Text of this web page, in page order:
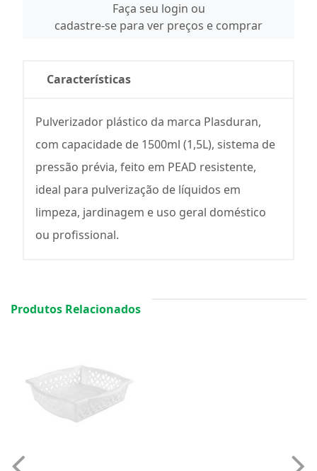
Faça seu login ou
cadastre-se para ver preços e comprar
Características
Pulverizador plástico da marca Plasduran,
com capacidade de 1500ml (1,5L), sistema de
pressão prévia, feito em PEAD resistente,
ideal para pulverização de líquidos em
limpeza, jardinagem e uso geral doméstico
ou profissional.
Produtos Relacionados